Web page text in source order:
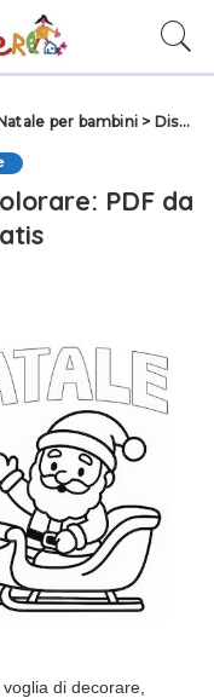
per bambini > Disegni di Natale
PDF da
di decorare,